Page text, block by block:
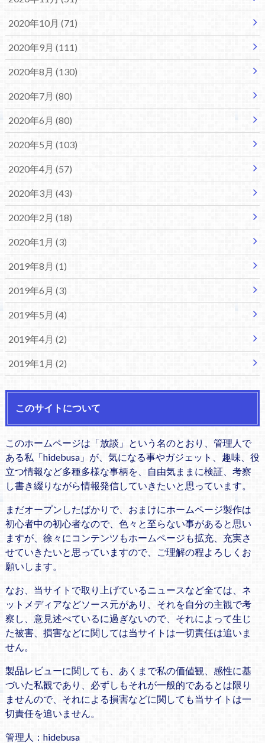
2020年10月 (71)
2020年9月 (111)
2020年8月 (130)
2020年7月 (80)
2020年6月 (80)
2020年5月 (103)
2020年4月 (57)
2020年3月 (43)
2020年2月 (18)
2020年1月 (3)
2019年8月 (1)
2019年6月 (3)
2019年5月 (4)
2019年4月 (2)
2019年1月 (2)
このサイトについて
このホームページは「放談」という名のとおり、管理人で
ある私「hidebusa」が、気になる事やガジェット、趣味、役
立つ情報など多種多様な事柄を、自由気ままに検証、考察
し書き綴りながら情報発信していきたいと思っています。
まだオープンしたばかりで、おまけにホームページ製作は
初心者中の初心者なので、色々と至らない事があると思い
ますが、徐々にコンテンツもホームページも拡充、充実さ
せていきたいと思っていますので、ご理解の程よろしくお
願いします。
なお、当サイトで取り上げているニュースなど全ては、ネ
ットメディアなどソース元があり、それを自分の主観で考
察し、意見述べているに過ぎないので、それによって生じ
た被害、損害などに関しては当サイトは一切責任は追いま
せん。
製品レビューに関しても、あくまで私の価値観、感性に基
づいた私観であり、必ずしもそれが一般的であるとは限り
ませんので、それによる損害などに関しても当サイトは一
切責任を追いません。
管理人：hidebusa